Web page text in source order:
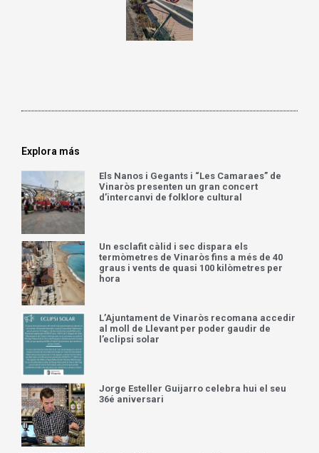
Explora más
Els Nanos i Gegants i “Les Camaraes” de
Vinaròs presenten un gran concert
d’intercanvi de folklore cultural
Un esclafit càlid i sec dispara els
termòmetres de Vinaròs fins a més de 40
graus i vents de quasi 100 kilòmetres per
hora
L’Ajuntament de Vinaròs recomana accedir
al moll de Llevant per poder gaudir de
l’eclipsi solar
Jorge Esteller Guijarro celebra hui el seu
36é aniversari